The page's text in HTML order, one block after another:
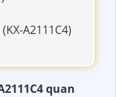
A2111C4)
quan